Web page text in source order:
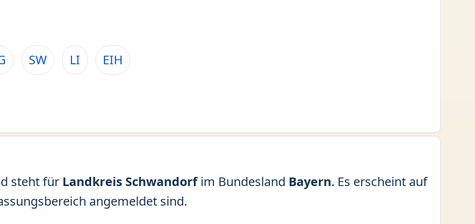
SW LI EIH
steht für Landkreis Schwandorfim Bundesland Bayern. Es erscheint auf
angemeldet sind.